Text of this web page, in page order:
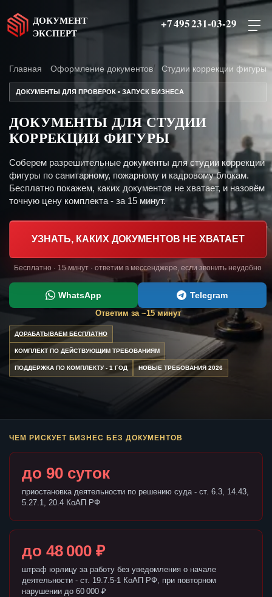
ДОКУМЕНТ
ЭКСПЕРТ
+7 495 231-03-29
Главная Оформление документов Студии коррекции фигуры
ДОКУМЕНТЫ ДЛЯ ПРОВЕРОК • ЗАПУСК БИЗНЕСА
ДОКУМЕНТЫ ДЛЯ СТУДИИ
КОРРЕКЦИИ ФИГУРЫ
Соберем разрешительные документы для студии коррекции
фигуры по санитарному, пожарному и кадровому блокам.
Бесплатно покажем, каких документов не хватает, и назовём
точную цену комплекта - за 15 минут.
УЗНАТЬ, КАКИХ ДОКУМЕНТОВ НЕ ХВАТАЕТ
Бесплатно · 15 минут · ответим в мессенджере, если звонить неудобно
WhatsApp Telegram
Ответим за ~15 минут
ДОРАБАТЫВАЕМ БЕСПЛАТНО
КОМПЛЕКТ ПО ДЕЙСТВУЮЩИМ ТРЕБОВАНИЯМ
ПОДДЕРЖКА ПО КОМПЛЕКТУ - 1 ГОД НОВЫЕ ТРЕБОВАНИЯ 2026
ЧЕМ РИСКУЕТ БИЗНЕС БЕЗ ДОКУМЕНТОВ
до 90 суток
приостановка деятельности по решению суда - ст. 6.3, 14.43,
5.27.1, 20.4 КоАП РФ
до 48 000 ₽
штраф юрлицу за работу без уведомления о начале
деятельности - ст. 19.7.5-1 КоАП РФ, при повторном
нарушении до 60 000 ₽